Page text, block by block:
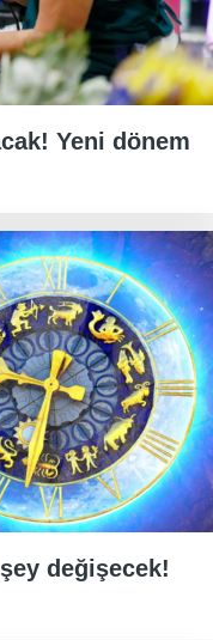
Yeni dönem
değişecek!